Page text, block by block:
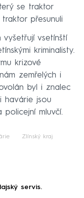
se traktor
přesunuli
vsetínští
kriminalisty.
krizové
zemřelých i
byl i znalec
havárie jsou
policejní mluvčí.
Zlínský kraj
servis.